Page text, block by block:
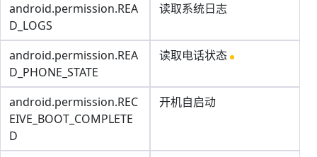
android.permission.REA
D_LOGS
读取系统日志
android.permission.REA
D_PHONE_STATE
读取电话状态
android.permission.REC
EIVE_BOOT_COMPLETE
D
开机自启动